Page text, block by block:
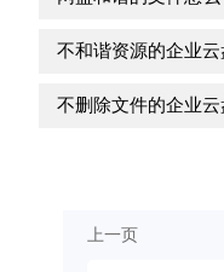
不和谐资源的企业云
不删除文件的企业云
上一页